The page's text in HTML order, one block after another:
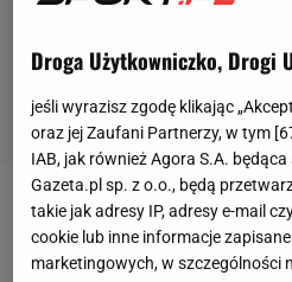
Grosicki w reprezentacji
co plasuje go na 11. miejscu
Droga Użytkowniczko, Drogi
jeśli wyrazisz zgodę klikając
oraz jej Zaufani Partnerzy, w tym [
IAB, jak również Agora S.A.
Gazeta.pl sp. z o.o., będą
takie jak adresy IP, adresy e-mail
cookie lub inne informacje
marketingowych, w szczególności